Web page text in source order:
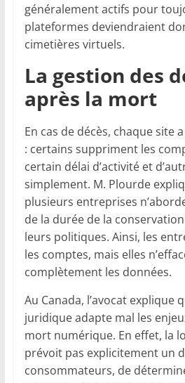
généralement actifs pour
plateformes deviendraient
cimetières virtuels.
La gestion des
après la mort
En cas de décès, chaque site
: certains suppriment les
certain délai d’activité et
simplement. M. Plourde
plusieurs entreprises
de la durée de la
leurs politiques. Ainsi, les
les comptes, mais elles
complètement les données.
Au Canada, l’avocat explique
juridique adapte mal les
mort numérique. En effet, la
prévoit pas explicitement un
consommateurs, de